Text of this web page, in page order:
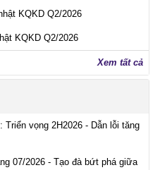
KQKD Q2/2026
KQKD Q2/2026
Xem tất cả
Triển vọng 2H2026 - Dẫn lỗi tăng
07/2026 - Tạo đà bứt phá giữa